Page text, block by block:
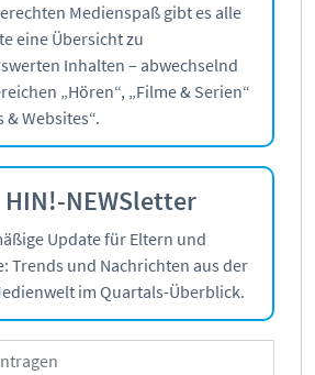
Medienspaß gibt es alle
eine Übersicht zu
Inhalten – abwechselnd
„Hören“, „Filme & Serien“
& Websites“.
HIN!-NEWSletter
Update für Eltern und
Trends und Nachrichten aus der
im Quartals-Überblick.